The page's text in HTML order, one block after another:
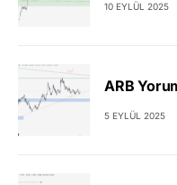
10 EYLÜL 2025
ARB
5 EYLÜL 2025